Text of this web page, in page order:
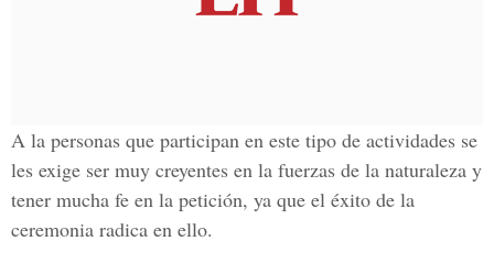
A la personas que participan en este tipo de actividades se
les exige ser muy creyentes en la fuerzas de la naturaleza y
tener mucha fe en la petición, ya que el éxito de la
ceremonia radica en ello.